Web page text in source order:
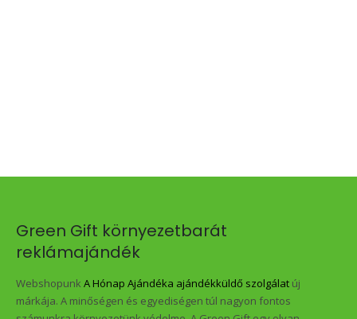
Green Gift környezetbarát
reklámajándék
Webshopunk A Hónap Ajándéka ajándékküldő szolgálat új
márkája. A minőségen és egyediségen túl nagyon fontos